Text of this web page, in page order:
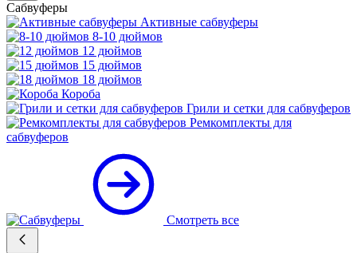
Сабвуферы
Активные сабвуферы
8-10 дюймов
12 дюймов
15 дюймов
18 дюймов
Короба
Грили и сетки для сабвуферов
Ремкомплекты для
сабвуферов
Смотреть все